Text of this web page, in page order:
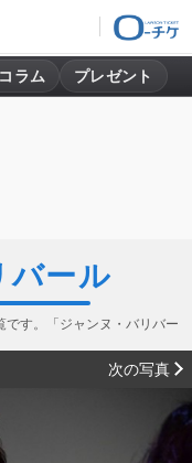
コラム プレゼント
バール
です。「ジャンヌ・バリバー
次の写真